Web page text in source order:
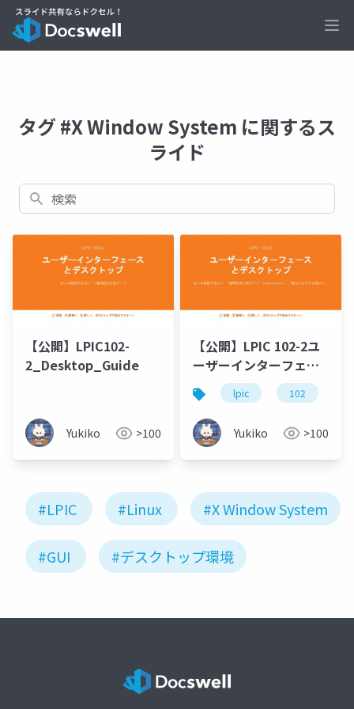
タグ #X Window System に関するス
ライド
検索
【公開】LPIC102-
2_Desktop_Guide
Yukiko >100
【公開】LPIC 102-2ユ
ーザーインターフェー
ス とデスクトップ新人
未経験学生向け1週間絶
対合格ガイド
lpic 102
Yukiko >100
#LPIC #Linux #X Window System
#GUI #デスクトップ環境